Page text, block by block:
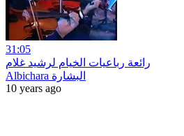
31:05
رائعة رباعيات الخيام لرشيد غلام
Albichara البشارة
10 years ago